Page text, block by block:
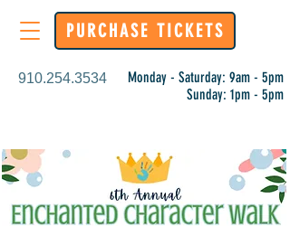
910.254.3534
Monday - Saturday: 9am - 5pm
Sunday: 1pm - 5pm
PURCHASE TICKETS